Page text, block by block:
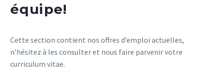
équipe!
Cette section contient nos offres d’emploi actuelles,
n’hésitez à les consulter et nous faire parvenir votre
curriculum vitae.